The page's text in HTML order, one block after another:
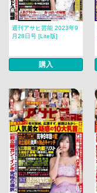
週刊アサヒ芸能 2023年9
月28日号 [Lite版]
購入